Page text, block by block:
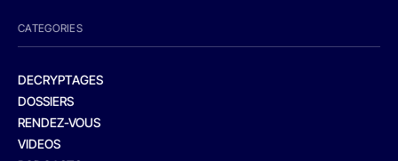
CATEGORIES
DECRYPTAGES
DOSSIERS
RENDEZ-VOUS
VIDEOS